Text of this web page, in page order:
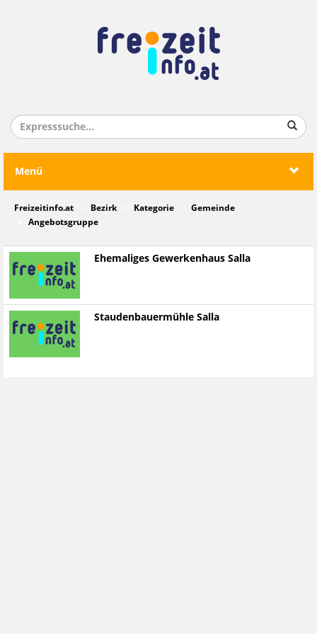
Menü
Freizeitinfo.at Bezirk Kategorie
Gemeinde
Angebotsgruppe
Ehemaliges Gewerkenhaus Salla
Staudenbauermühle Salla